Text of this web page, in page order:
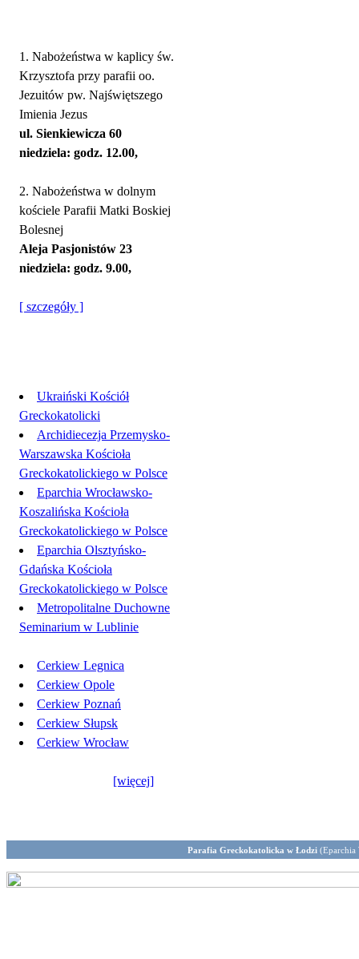
1. Nabożeństwa w kaplicy św.
Krzysztofa przy parafii oo.
Jezuitów pw. Najświętszego
Imienia Jezus
ul. Sienkiewicza 60
niedziela: godz. 12.00,
2. Nabożeństwa w dolnym
kościele Parafii Matki Boskiej
Bolesnej
Aleja Pasjonistów 23
niedziela: godz. 9.00,
[ szczegóły ]
Ukraiński Kościół
Greckokatolicki
Archidiecezja Przemysko-
Warszawska Kościoła
Greckokatolickiego w Polsce
Eparchia Wrocławsko-
Koszalińska Kościoła
Greckokatolickiego w Polsce
Eparchia Olsztyńsko-
Gdańska Kościoła
Greckokatolickiego w Polsce
Metropolitalne Duchowne
Seminarium w Lublinie
Cerkiew Legnica
Cerkiew Opole
Cerkiew Poznań
Cerkiew Słupsk
Cerkiew Wrocław
[więcej]
Parafia Greckokatolicka w Łodzi (Eparchia